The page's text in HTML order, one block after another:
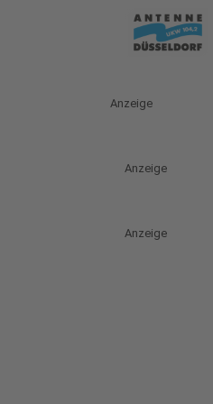
Anzeige
Anzeige
Anzeige